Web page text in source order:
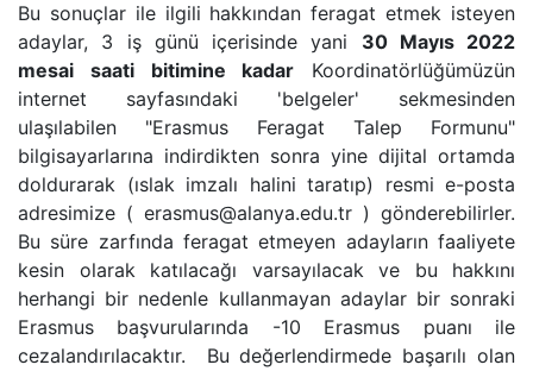
Bu sonuçlar ile ilgili hakkından feragat etmek isteyen
adaylar, 3 iş günü içerisinde yani 30 Mayıs 2022
mesai saati bitimine kadar Koordinatörlüğümüzün
internet sayfasındaki 'belgeler' sekmesinden
ulaşılabilen "Erasmus Feragat Talep Formunu"
bilgisayarlarına indirdikten sonra yine dijital ortamda
doldurarak (ıslak imzalı halini taratıp) resmi e-posta
adresimize ( erasmus@alanya.edu.tr ) gönderebilirler.
Bu süre zarfında feragat etmeyen adayların faaliyete
kesin olarak katılacağı varsayılacak ve bu hakkını
herhangi bir nedenle kullanmayan adaylar bir sonraki
Erasmus başvurularında -10 Erasmus puanı ile
cezalandırılacaktır. Bu değerlendirmede başarılı olan